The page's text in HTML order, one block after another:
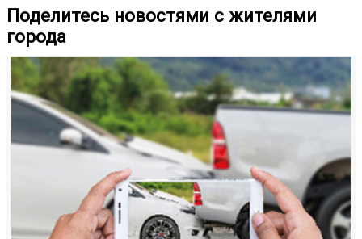
Поделитесь новостями с жителями
города